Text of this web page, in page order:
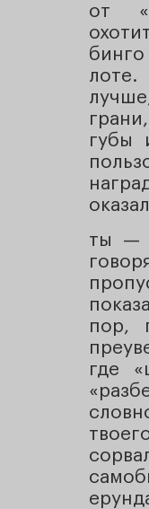
от
лоте.
губы
ты —
пор,
где